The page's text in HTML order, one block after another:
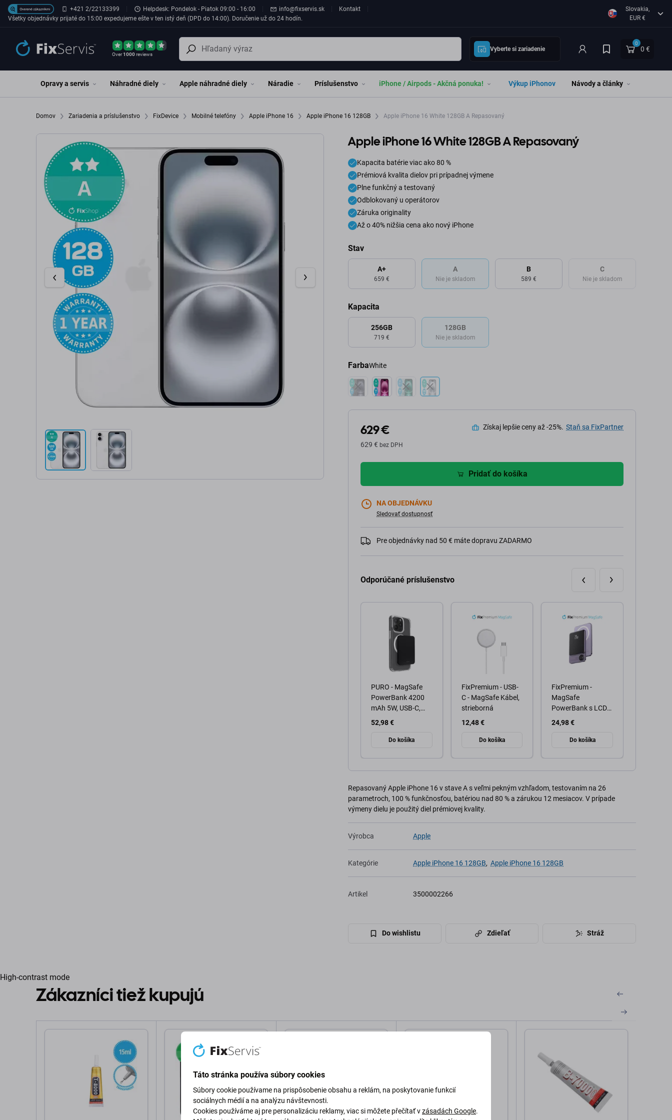
Preskočiť na hlavný obsah+421 2/22133399 Helpdesk: Pondelok - Piatok 09:00 - 16:00 info@fixservis.sk
Kontakt
Všetky objednávky prijaté do 15:00 expedujeme ešte v ten istý deň (DPD do 14:00). Doručenie už do 24 hodín.
Slovakia,
EUR €
Over1000reviews
Vyberte si zariadenie
0
0 €
Opravy a servis Náhradné diely Apple náhradné diely Náradie Príslušenstvo iPhone / Airpods - Akčná ponuka! Výkup iPhonov Návody a články
Domov Zariadenia a príslušenstvo FixDevice Mobilné telefóny Apple iPhone 16 Apple iPhone 16 128GB Apple iPhone 16 White 128GB A Repasovaný
Apple iPhone 16 White 128GB A Repasovaný
Kapacita batérie viac ako 80 %
Prémiová kvalita dielov pri prípadnej výmene
Plne funkčný a testovaný
Odblokovaný u operátorov
Záruka originality
Až o 40% nižšia cena ako nový iPhone
Stav
A+
659 €
A
Nie je skladom
B
589 €
C
Nie je skladom
Kapacita
256GB
719 €
128GB
Nie je skladom
FarbaWhite
629 €
629 € bez DPH
Získaj lepšie ceny až -25%. Staň sa FixPartner
Pridať do košíka
NA OBJEDNÁVKU
Sledovať dostupnosť
Pre objednávky nad 50 € máte dopravu ZADARMO
Odporúčané príslušenstvo
PURO - MagSafe
PowerBank 4200
mAh 5W, USB-C,
čierna
52,98 €
Do košíka
FixPremium - USB-
C - MagSafe Kábel,
strieborná
12,48 €
Do košíka
FixPremium -
MagSafe
PowerBank s LCD
5000mAh, fialová
24,98 €
Do košíka
Repasovaný Apple iPhone 16 v stave A s veľmi pekným vzhľadom, testovaním na 26
parametroch, 100 % funkčnosťou, batériou nad 80 % a zárukou 12 mesiacov. V prípade
výmeny dielu je použitý diel prémiovej kvality.
Výrobca Apple
Kategórie Apple iPhone 16 128GB, Apple iPhone 16 128GB
Artikel 3500002266
Do wishlistu Zdieľať Stráž
High-contrast mode
Zákazníci tiež kupujú
Táto stránka používa súbory cookies
Súbory cookie používame na prispôsobenie obsahu a reklám, na poskytovanie funkcií
sociálnych médií a na analýzu návštevnosti.
Cookies používáme aj pre personalizáciu reklamy, viac si môžete přečítať vzásadách Google.